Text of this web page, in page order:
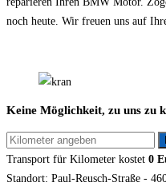
noch heute. Wir freuen uns auf
Keine Möglichkeit, zu uns zu
Transport für Kilometer kostet 0
Standort: Paul-Reusch-Straße -